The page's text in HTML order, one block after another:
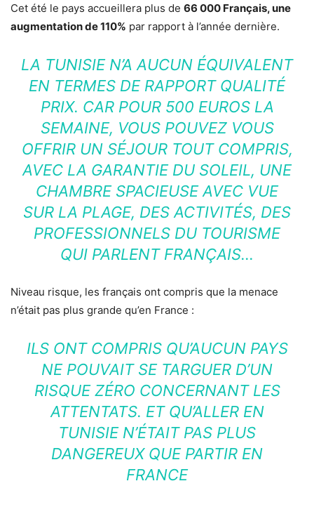
Cet été le pays accueillera plus de 66 000 Français, une
augmentation de 110% par rapport à l’année dernière.
LA TUNISIE N’A AUCUN ÉQUIVALENT
EN TERMES DE RAPPORT QUALITÉ
PRIX. CAR POUR 500 EUROS LA
SEMAINE, VOUS POUVEZ VOUS
OFFRIR UN SÉJOUR TOUT COMPRIS,
AVEC LA GARANTIE DU SOLEIL, UNE
CHAMBRE SPACIEUSE AVEC VUE
SUR LA PLAGE, DES ACTIVITÉS, DES
PROFESSIONNELS DU TOURISME
QUI PARLENT FRANÇAIS…
Niveau risque, les français ont compris que la menace
n’était pas plus grande qu’en France :
ILS ONT COMPRIS QU’AUCUN PAYS
NE POUVAIT SE TARGUER D’UN
RISQUE ZÉRO CONCERNANT LES
ATTENTATS. ET QU’ALLER EN
TUNISIE N’ÉTAIT PAS PLUS
DANGEREUX QUE PARTIR EN
FRANCE